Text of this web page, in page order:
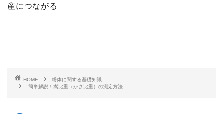
産につながる
HOME
粉体に関する基礎知識
簡単解説！嵩比重（かさ比重）の測定方法